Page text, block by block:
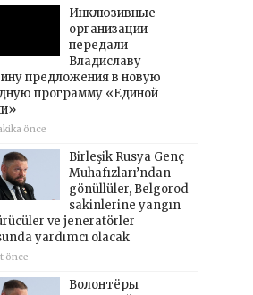
Инклюзивные
организации
передали
Владиславу
предложения в новую
программу «Единой
önce
Birleşik Rusya Genç
Muhafızları’ndan
gönüllüler, Belgorod
sakinlerine yangın
ve jeneratörler
yardımcı olacak
önce
Волонтёры